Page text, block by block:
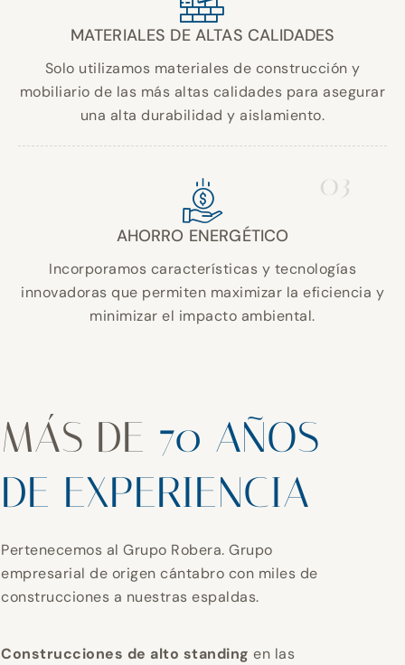
MATERIALES DE ALTAS CALIDADES
Solo utilizamos materiales de construcción y
mobiliario de las más altas calidades para asegurar
una alta durabilidad y aislamiento.
03
AHORRO ENERGÉTICO
Incorporamos características y tecnologías
innovadoras que permiten maximizar la eficiencia y
minimizar el impacto ambiental.
MÁS DE 70 AÑOS
DE EXPERIENCIA
Pertenecemos al Grupo Robera. Grupo
empresarial de origen cántabro con miles de
construcciones a nuestras espaldas.
Construcciones de alto standing en las